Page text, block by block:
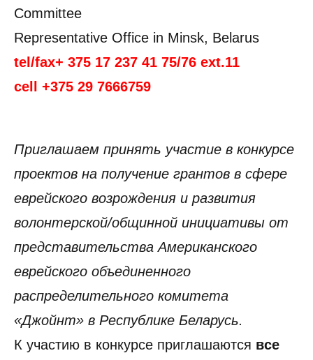
Committee
Representative Office in Minsk, Belarus
tel/fax+ 375 17 237 41 75/76 ext.11
cell +375 29 7666759
Приглашаем принять участие в конкурсе
проектов на получение грантов в сфере
еврейского возрождения и развития
волонтерской/общинной инициативы от
представительства Американского
еврейского объединенного
распределительного комитета
«Джойнт» в Республике Беларусь.
К участию в конкурсе приглашаются все